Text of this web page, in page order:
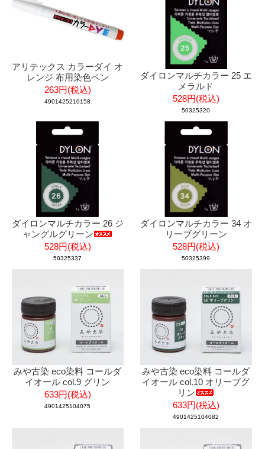
アリテックス カラーダイ オ
レンジ 布用染色ペン
263円(税込)
4901425210158
ダイロンマルチカラー 25 エ
メラルド
528円(税込)
50325320
ダイロンマルチカラー 26 ジ
ャングルグリーン
528円(税込)
50325337
ダイロンマルチカラー 34 オ
リーブグリーン
528円(税込)
50325399
みや古染 eco染料 コールダ
イオール col.9 グリン
633円(税込)
4901425104075
みや古染 eco染料 コールダ
イオール col.10 オリーブグ
リン
633円(税込)
4901425104082